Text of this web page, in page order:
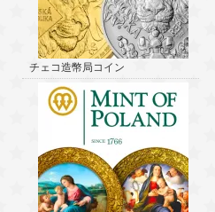
チェコ造幣局コイン